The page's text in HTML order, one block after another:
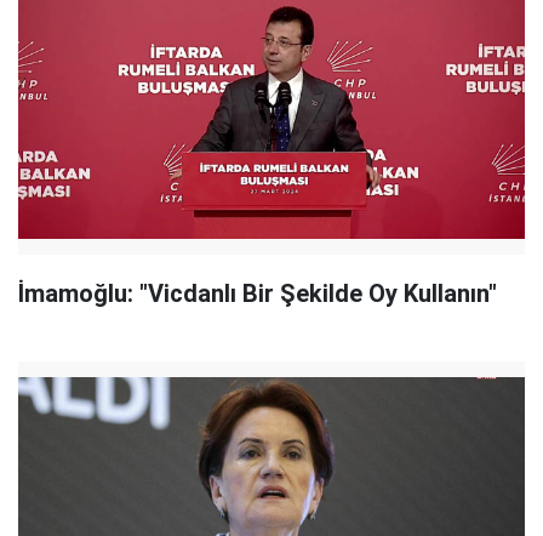
İmamoğlu: "Vicdanlı Bir Şekilde Oy Kullanın"